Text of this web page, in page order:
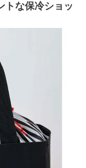
トな保冷ショッ